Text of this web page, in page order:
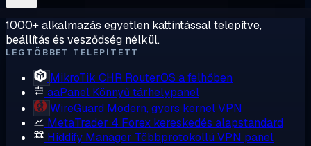
1000+ alkalmazás egyetlen kattintással telepítve,
beállítás és vesződség nélkül.
LEGTÖBBET TELEPÍTETT
MikroTik CHR RouterOS a felhőben
aaPanel Könnyű tárhelypanel
WireGuard Modern, gyors kernel VPN
MetaTrader 4 Forex kereskedés alapstandard
Hiddify Manager Többprotokollú VPN panel